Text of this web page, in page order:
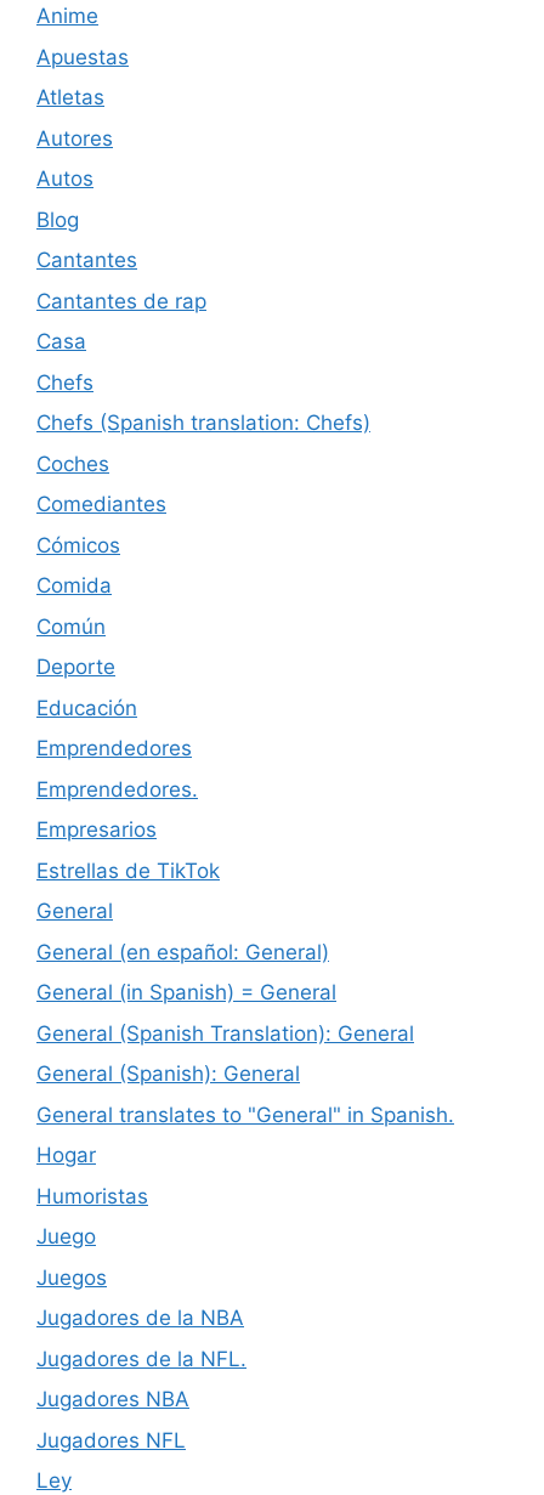
Anime
Apuestas
Atletas
Autores
Autos
Blog
Cantantes
Cantantes de rap
Casa
Chefs
Chefs (Spanish translation: Chefs)
Coches
Comediantes
Cómicos
Comida
Común
Deporte
Educación
Emprendedores
Emprendedores.
Empresarios
Estrellas de TikTok
General
General (en español: General)
General (in Spanish) = General
General (Spanish Translation): General
General (Spanish): General
General translates to "General" in Spanish.
Hogar
Humoristas
Juego
Juegos
Jugadores de la NBA
Jugadores de la NFL.
Jugadores NBA
Jugadores NFL
Ley